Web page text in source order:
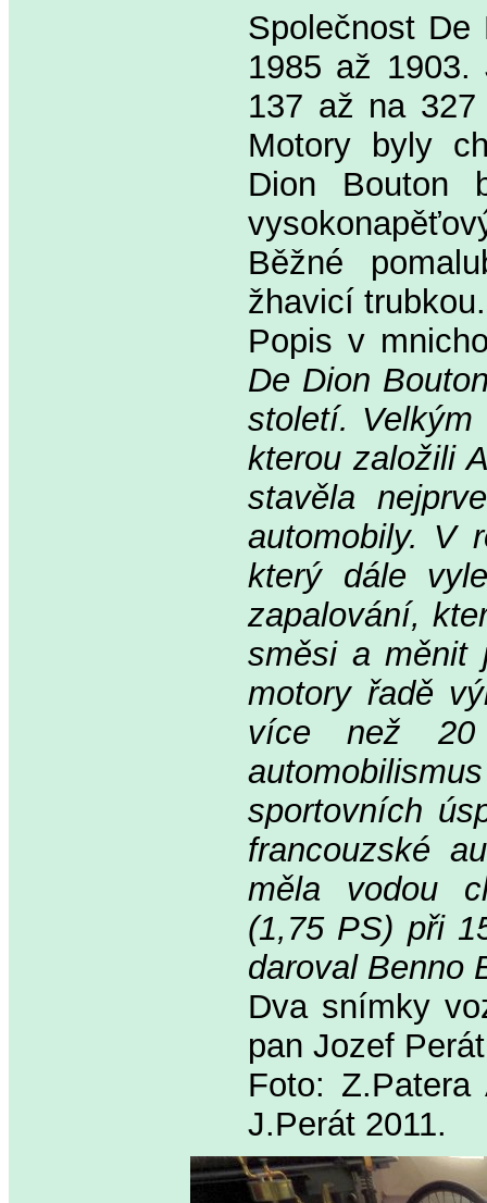
Společnost
1985 až 1903.
137 až na
Motory byly
Dion Bouton
Běžné
žhavicí trubkou.
Popis v
De Dion
století. Velkým
kterou založili
stavěla
automobily. V
který dále
zapalování,
směsi a měnit
motory řadě
více než 20
sportovních
francouzské
měla vodou
(1,75 PS) při
daroval Benno
Dva snímky
pan Jozef
Foto: Z.Patera
J.Perát 2011.